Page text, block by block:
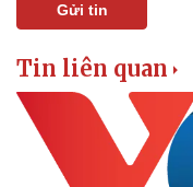
Doanh nhân
Vì cộng đồng
Gửi tin
Tin liên quan